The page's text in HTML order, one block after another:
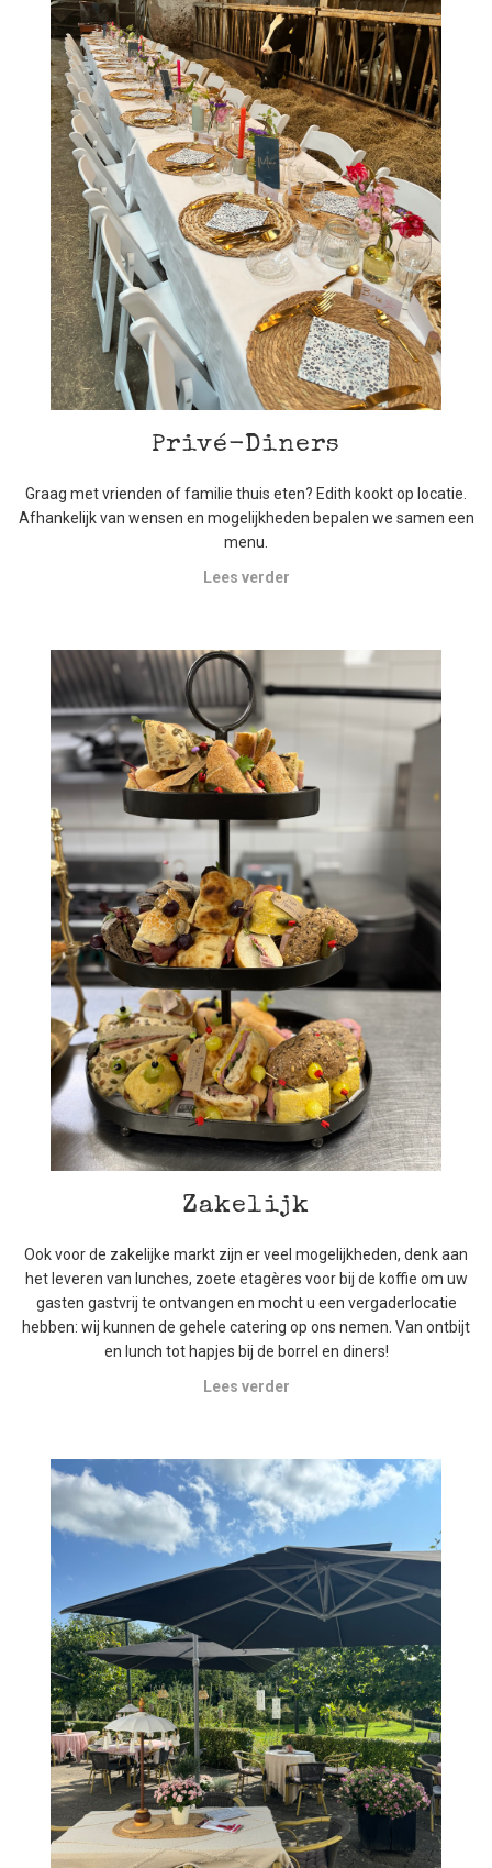
Privé-Diners
Graag met vrienden of familie thuis eten? Edith kookt op locatie.
Afhankelijk van wensen en mogelijkheden bepalen we samen een
menu.
Lees verder
Zakelijk
Ook voor de zakelijke markt zijn er veel mogelijkheden, denk aan
het leveren van lunches, zoete etagères voor bij de koffie om uw
gasten gastvrij te ontvangen en mocht u een vergaderlocatie
hebben: wij kunnen de gehele catering op ons nemen. Van ontbijt
en lunch tot hapjes bij de borrel en diners!
Lees verder